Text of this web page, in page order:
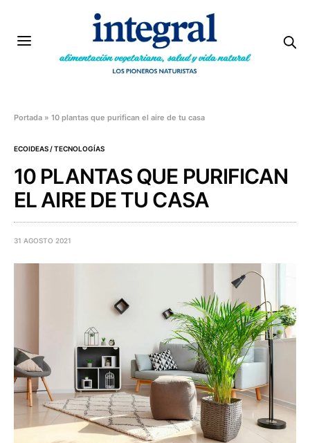
Portada »10 plantas que purifican el aire de tu casa
ECOIDEAS / TECNOLOGÍAS
10 PLANTAS QUE PURIFICAN
EL AIRE DE TU CASA
31 AGOSTO 2021